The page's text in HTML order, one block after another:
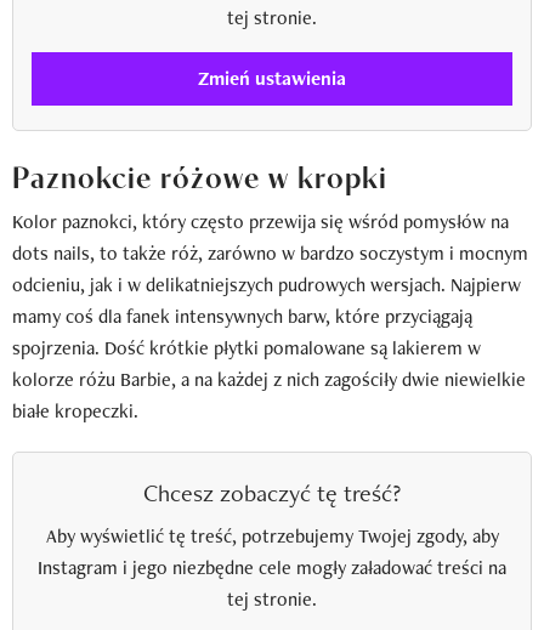
tej stronie.
Zmień ustawienia
Paznokcie różowe w kropki
Kolor paznokci, który często przewija się wśród pomysłów na
dots nails, to także róż, zarówno w bardzo soczystym i mocnym
odcieniu, jak i w delikatniejszych pudrowych wersjach. Najpierw
mamy coś dla fanek intensywnych barw, które przyciągają
spojrzenia. Dość krótkie płytki pomalowane są lakierem w
kolorze różu Barbie, a na każdej z nich zagościły dwie niewielkie
białe kropeczki.
Chcesz zobaczyć tę treść?
Aby wyświetlić tę treść, potrzebujemy Twojej zgody, aby
Instagram i jego niezbędne cele mogły załadować treści na
tej stronie.